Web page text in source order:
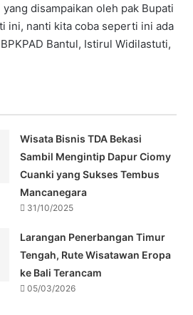
disampaikan oleh pak Bupati
ini, nanti kita coba seperti ini ada
Bantul, Istirul Widilastuti,
Wisata Bisnis TDA Bekasi
Sambil Mengintip Dapur Ciomy
Cuanki yang Sukses Tembus
Mancanegara
31/10/2025
Larangan Penerbangan Timur
Tengah, Rute Wisatawan Eropa
ke Bali Terancam
05/03/2026